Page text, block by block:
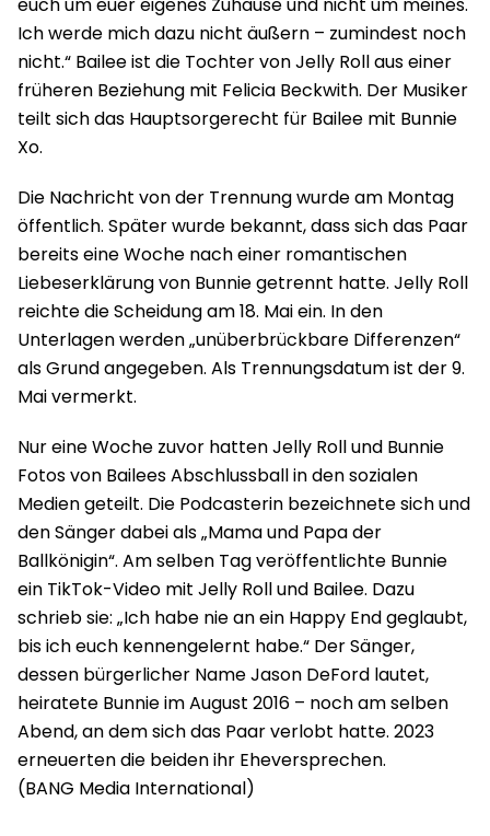
Ich werde mich dazu nicht äußern – zumindest noch
nicht.“ Bailee ist die Tochter von Jelly Roll aus einer
früheren Beziehung mit Felicia Beckwith. Der Musiker
teilt sich das Hauptsorgerecht für Bailee mit Bunnie
Xo.
Die Nachricht von der Trennung wurde am Montag
öffentlich. Später wurde bekannt, dass sich das Paar
bereits eine Woche nach einer romantischen
Liebeserklärung von Bunnie getrennt hatte. Jelly Roll
reichte die Scheidung am 18. Mai ein. In den
Unterlagen werden „unüberbrückbare Differenzen“
als Grund angegeben. Als Trennungsdatum ist der 9.
Mai vermerkt.
Nur eine Woche zuvor hatten Jelly Roll und Bunnie
Fotos von Bailees Abschlussball in den sozialen
Medien geteilt. Die Podcasterin bezeichnete sich und
den Sänger dabei als „Mama und Papa der
Ballkönigin“. Am selben Tag veröffentlichte Bunnie
ein TikTok-Video mit Jelly Roll und Bailee. Dazu
schrieb sie: „Ich habe nie an ein Happy End geglaubt,
bis ich euch kennengelernt habe.“ Der Sänger,
dessen bürgerlicher Name Jason DeFord lautet,
heiratete Bunnie im August 2016 – noch am selben
Abend, an dem sich das Paar verlobt hatte. 2023
erneuerten die beiden ihr Eheversprechen.